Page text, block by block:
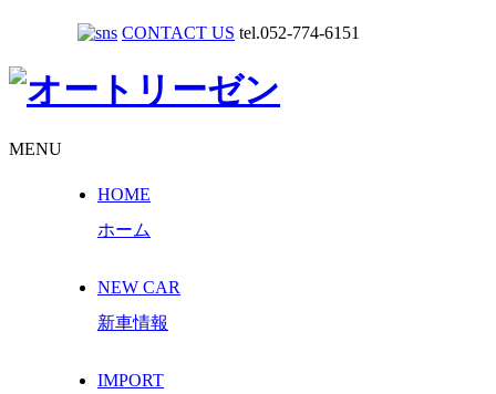
CONTACT US tel.052-774-6151
MENU
HOME
ホーム
NEW CAR
新車情報
IMPORT